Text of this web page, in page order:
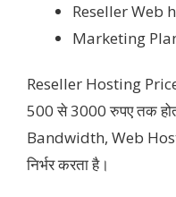
Reseller Web
Marketing
Reseller Hosting
500 से 3000 रुपए तक
Bandwidth, Web Host
निर्भर करता है।